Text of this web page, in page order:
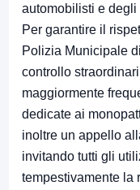
automobilisti e
Per garantire il
Polizia Municipale
controllo
maggiormente
dedicate ai
inoltre un appello
invitando tutti gli
tempestivamente la